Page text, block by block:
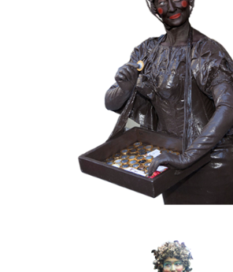
CHOCOLADE KERST
MOBIEL
020 Choco